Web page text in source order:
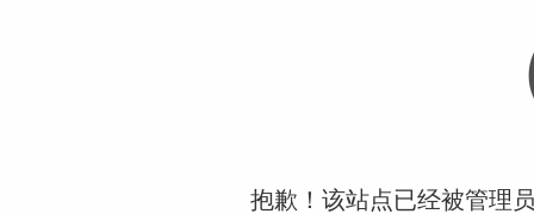
抱歉！该站点已经被管理